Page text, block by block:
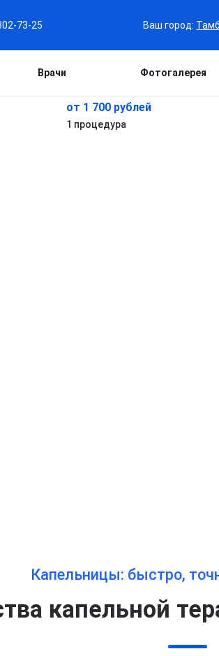
73-25 Ваш город:
Врачи Фотогалерея
от 1 700 рублей
1 процедура
Капельницы: быстро,
капельной